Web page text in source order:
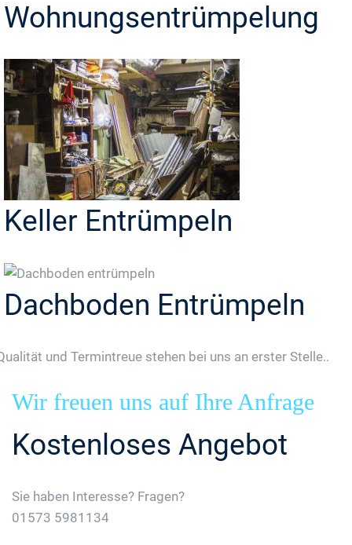
Wohnungsentrümpelung
Keller Entrümpeln
Dachboden Entrümpeln
und Termintreue stehen bei uns an erster Stelle..
Wir freuen uns auf Ihre Anfrage
Kostenloses Angebot
Sie haben Interesse? Fragen?
01573 5981134